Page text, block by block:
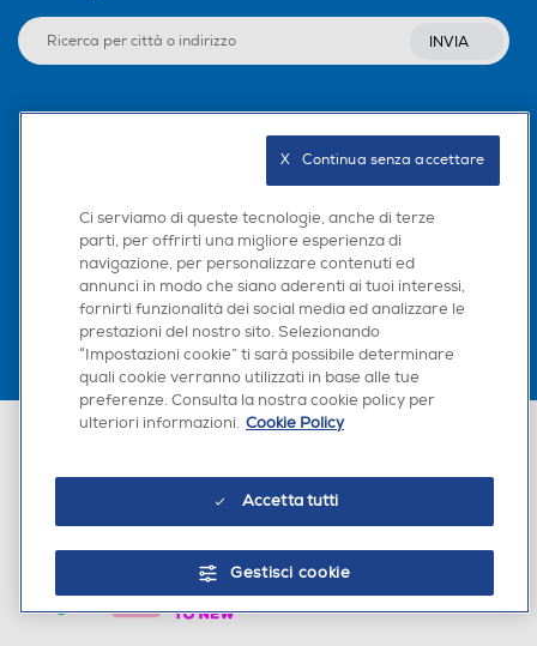
INVIA
Scarica la nostra app
Euronics Italia SpA. Sede legale Via Montefeltro, 6/a 20156 Milano
Ci serviamo di queste tecnologie, anche di terze
parti, per offrirti una migliore esperienza di
navigazione, per personalizzare contenuti ed
annunci in modo che siano aderenti ai tuoi interessi,
fornirti funzionalità dei social media ed analizzare le
prestazioni del nostro sito. Selezionando
“Impostazioni cookie” ti sarà possibile determinare
quali cookie verranno utilizzati in base alle tue
preferenze. Consulta la nostra cookie policy per
ulteriori informazioni. Cookie Policy
Accetta tutti
Gestisci cookie
X   Continua senza accettare